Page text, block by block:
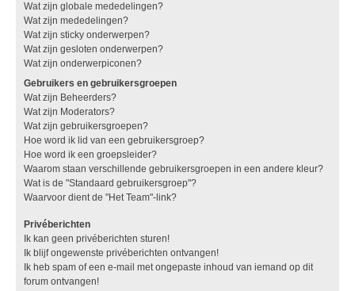
Wat zijn globale mededelingen?
Wat zijn mededelingen?
Wat zijn sticky onderwerpen?
Wat zijn gesloten onderwerpen?
Wat zijn onderwerpiconen?
Gebruikers en gebruikersgroepen
Wat zijn Beheerders?
Wat zijn Moderators?
Wat zijn gebruikersgroepen?
Hoe word ik lid van een gebruikersgroep?
Hoe word ik een groepsleider?
Waarom staan verschillende gebruikersgroepen in een andere kleur?
Wat is de "Standaard gebruikersgroep"?
Waarvoor dient de "Het Team"-link?
Privéberichten
Ik kan geen privéberichten sturen!
Ik blijf ongewenste privéberichten ontvangen!
Ik heb spam of een e-mail met ongepaste inhoud van iemand op dit
forum ontvangen!